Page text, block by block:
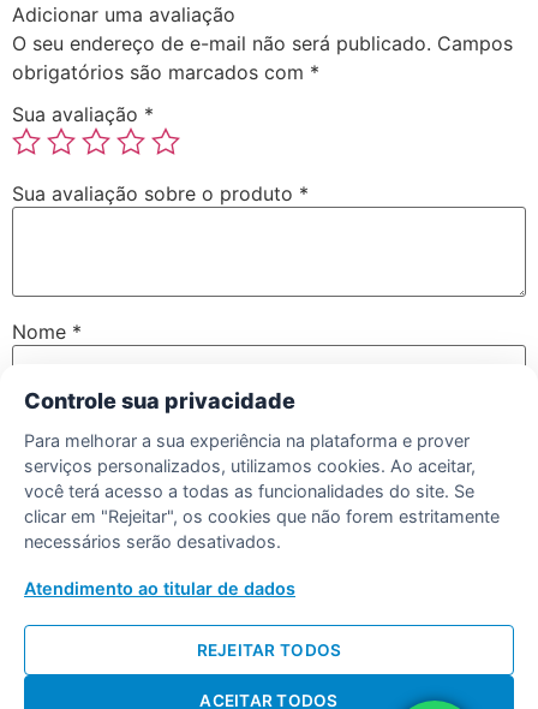
Adicionar uma avaliação
O seu endereço de e-mail não será publicado. Campos
obrigatórios são marcados com *
Sua avaliação *
Sua avaliação sobre o produto *
Nome *
Salvar meus dados neste navegador para a próxima vez
que eu comentar.
Controle sua privacidade
Para melhorar a sua experiência na plataforma e prover
serviços personalizados, utilizamos cookies. Ao aceitar,
você terá acesso a todas as funcionalidades do site. Se
clicar em "Rejeitar", os cookies que não forem estritamente
necessários serão desativados.
Atendimento ao titular de dados
REJEITAR TODOS
ACEITAR TODOS